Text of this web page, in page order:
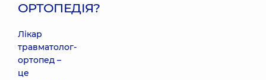
ОРТОПЕДІЯ?
Лікар
травматолог-
ортопед –
це